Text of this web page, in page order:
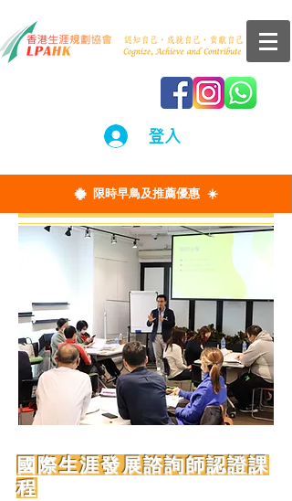
登入
促使青年持續認識自我，發展個人潛能
國際生涯發展諮詢師認證課
程
☀️ 限時早鳥及推薦優惠 ☀️